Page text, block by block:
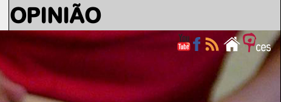
OPINIÃO